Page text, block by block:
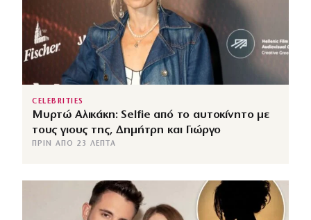
CELEBRITIES
Μυρτώ Αλικάκη: Selfie από το αυτοκίνητο με
τους γιους της, Δημήτρη και Γιώργο
ΠΡΙΝ ΑΠΌ 23 ΛΕΠΤΆ